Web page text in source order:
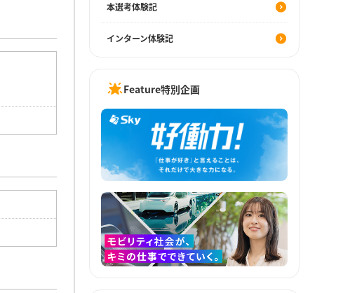
本選考体験記
インターン体験記
Feature特別企画